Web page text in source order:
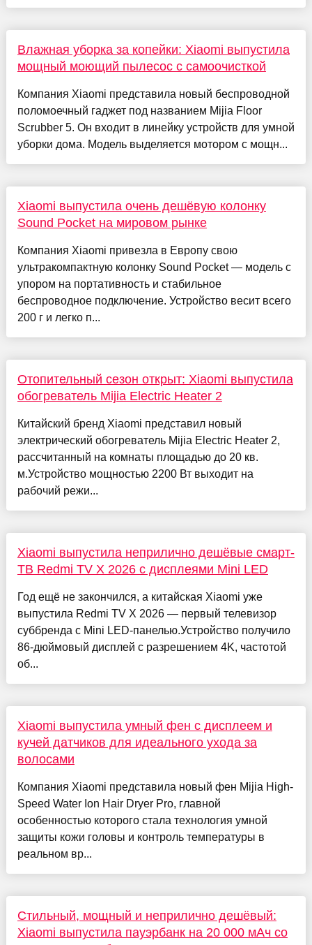
Влажная уборка за копейки: Xiaomi выпустила
мощный моющий пылесос с самоочисткой
Компания Xiaomi представила новый беспроводной
поломоечный гаджет под названием Mijia Floor
Scrubber 5. Он входит в линейку устройств для умной
уборки дома. Модель выделяется мотором с мощн...
Xiaomi выпустила очень дешёвую колонку
Sound Pocket на мировом рынке
Компания Xiaomi привезла в Европу свою
ультракомпактную колонку Sound Pocket — модель с
упором на портативность и стабильное
беспроводное подключение. Устройство весит всего
200 г и легко п...
Отопительный сезон открыт: Xiaomi выпустила
обогреватель Mijia Electric Heater 2
Китайский бренд Xiaomi представил новый
электрический обогреватель Mijia Electric Heater 2,
рассчитанный на комнаты площадью до 20 кв.
м.Устройство мощностью 2200 Вт выходит на
рабочий режи...
Xiaomi выпустила неприлично дешёвые смарт-
ТВ Redmi TV X 2026 с дисплеями Mini LED
Год ещё не закончился, а китайская Xiaomi уже
выпустила Redmi TV X 2026 — первый телевизор
суббренда с Mini LED-панелью.Устройство получило
86-дюймовый дисплей с разрешением 4K, частотой
об...
Xiaomi выпустила умный фен с дисплеем и
кучей датчиков для идеального ухода за
волосами
Компания Xiaomi представила новый фен Mijia High-
Speed Water Ion Hair Dryer Pro, главной
особенностью которого стала технология умной
защиты кожи головы и контроль температуры в
реальном вр...
Стильный, мощный и неприлично дешёвый:
Xiaomi выпустила пауэрбанк на 20 000 мАч со